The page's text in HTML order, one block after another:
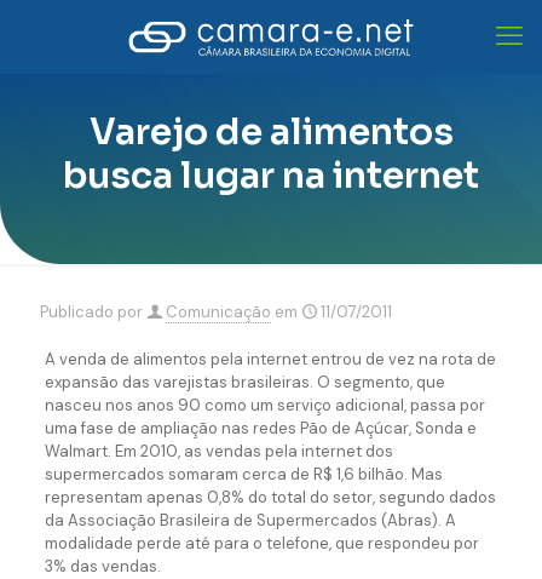
Varejo de alimentos
busca lugar na internet
Publicado por Comunicação em 11/07/2011
A venda de alimentos pela internet entrou de vez na rota de
expansão das varejistas brasileiras. O segmento, que
nasceu nos anos 90 como um serviço adicional, passa por
uma fase de ampliação nas redes Pão de Açúcar, Sonda e
Walmart. Em 2010, as vendas pela internet dos
supermercados somaram cerca de R$ 1,6 bilhão. Mas
representam apenas 0,8% do total do setor, segundo dados
da Associação Brasileira de Supermercados (Abras). A
modalidade perde até para o telefone, que respondeu por
3% das vendas.